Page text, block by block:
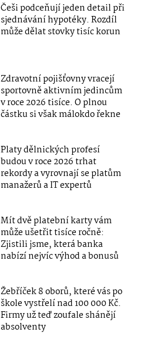
Češi podceňují jeden detail při
sjednávání hypotéky. Rozdíl
může dělat stovky tisíc korun
Zdravotní pojišťovny vracejí
sportovně aktivním jedincům
v roce 2026 tisíce. O plnou
částku si však málokdo řekne
Platy dělnických profesí
budou v roce 2026 trhat
rekordy a vyrovnají se platům
manažerů a IT expertů
Mít dvě platební karty vám
může ušetřit tisíce ročně:
Zjistili jsme, která banka
nabízí nejvíc výhod a bonusů
Žebříček 8 oborů, které vás po
škole vystřelí nad 100 000 Kč.
Firmy už teď zoufale shánějí
absolventy